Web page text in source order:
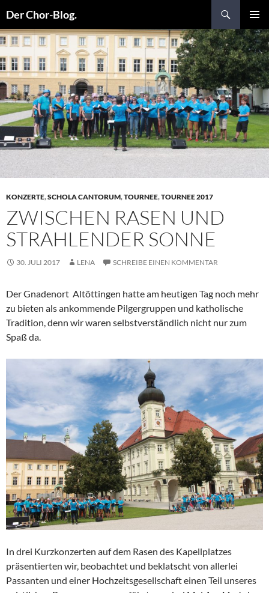
Der Chor-Blog.
MENÜ
INHALT
SPRINGEN
KONZERTE,SCHOLA CANTORUM,TOURNEE,TOURNEE 2017
ZWISCHEN RASEN UND
STRAHLENDER SONNE
30. JULI 2017 LENA SCHREIBE EINEN KOMMENTAR
Der Gnadenort Altöttingen hatte am heutigen Tag noch mehr
zu bieten als ankommende Pilgergruppen und katholische
Tradition, denn wir waren selbstverständlich nicht nur zum
Spaß da.
In drei Kurzkonzerten auf dem Rasen des Kapellplatzes
präsentierten wir, beobachtet und beklatscht von allerlei
Passanten und einer Hochzeitsgesellschaft einen Teil unseres